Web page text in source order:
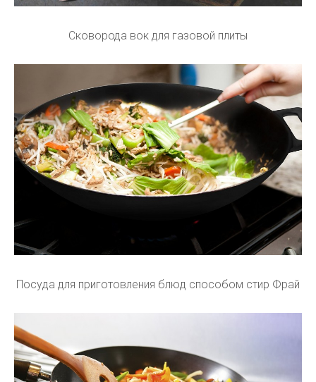
Сковорода вок для газовой плиты
Посуда для приготовления блюд способом стир Фрай